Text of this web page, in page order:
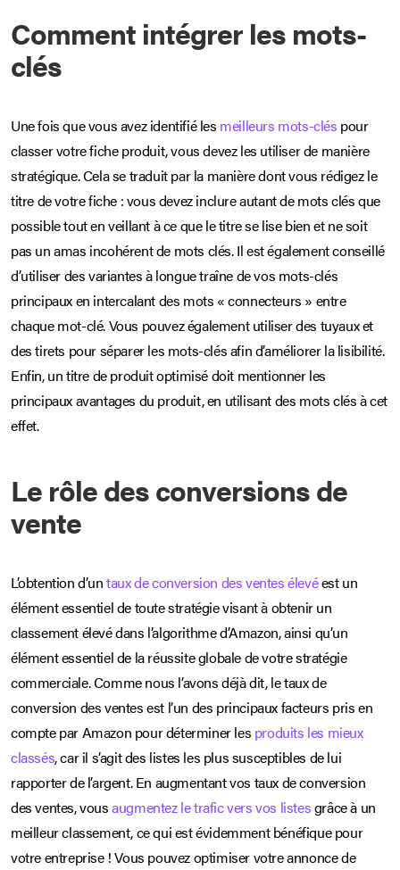
Comment intégrer les mots-
clés
Une fois que vous avez identifié les meilleurs mots-clés pour
classer votre fiche produit, vous devez les utiliser de manière
stratégique. Cela se traduit par la manière dont vous rédigez le
titre de votre fiche : vous devez inclure autant de mots clés que
possible tout en veillant à ce que le titre se lise bien et ne soit
pas un amas incohérent de mots clés. Il est également conseillé
d’utiliser des variantes à longue traîne de vos mots-clés
principaux en intercalant des mots « connecteurs » entre
chaque mot-clé. Vous pouvez également utiliser des tuyaux et
des tirets pour séparer les mots-clés afin d’améliorer la lisibilité.
Enfin, un titre de produit optimisé doit mentionner les
principaux avantages du produit, en utilisant des mots clés à cet
effet.
Le rôle des conversions de
vente
L’obtention d’untaux de conversion des ventes élevéest un
élément essentiel de toute stratégie visant à obtenir un
classement élevé dans l’algorithme d’Amazon, ainsi qu’un
élément essentiel de la réussite globale de votre stratégie
commerciale. Comme nous l’avons déjà dit, le taux de
conversion des ventes est l’un des principaux facteurs pris en
compte par Amazon pour déterminer les produits les mieux
classés, car il s’agit des listes les plus susceptibles de lui
rapporter de l’argent. En augmentant vos taux de conversion
des ventes, vousaugmentez le trafic vers vos listesgrâce à un
meilleur classement, ce qui est évidemment bénéfique pour
votre entreprise ! Vous pouvez optimiser votre annonce de